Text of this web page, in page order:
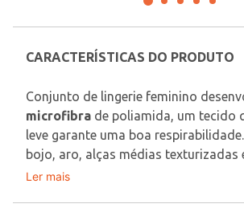
CARACTERÍSTICAS DO PRODUTO
microfibra de poliamida, um tecido
leve garante uma boa
bojo, aro, alças médias texturizadas
fechamento posterior por colchetes
Tecido: Microfibra e Renda
Ler mais